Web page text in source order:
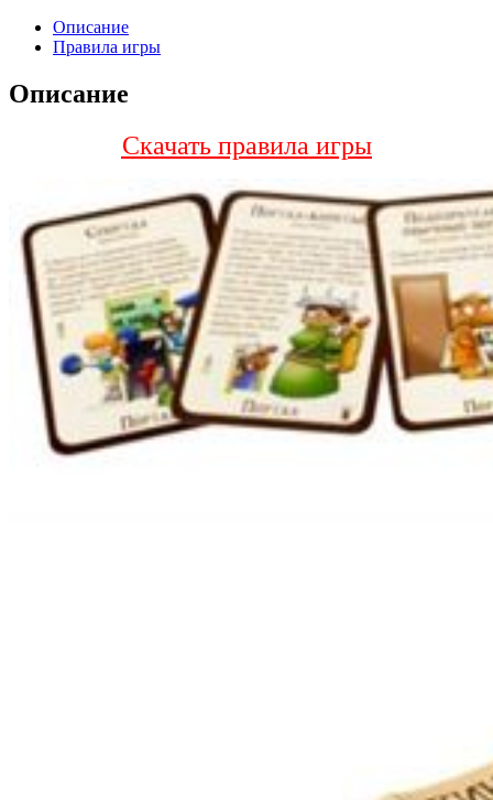
Описание
Правила игры
Описание
Скачать правила игры